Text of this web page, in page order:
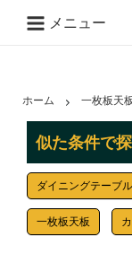
メニュー
ホーム 一枚板天
似た条件で
ダイニングテーブ
一枚板天板